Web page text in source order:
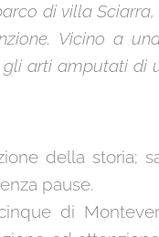
di villa
Vicino a
arti amputati di
della storia;
pause.
di